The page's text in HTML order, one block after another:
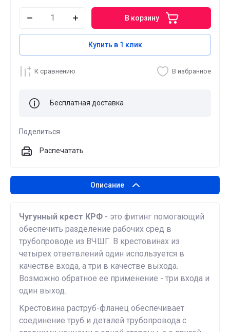
В корзину
Купить в 1 клик
К сравнению В избранное
Бесплатная доставка
Поделиться
Распечатать
Описание
Чугунный крест КРФ - это фитинг помогающий
обеспечить разделение рабочих сред в
трубопроводе из ВЧШГ. В крестовинах из
четырех ответвлений один используется в
качестве входа, а три в качестве выхода.
Возможно обратное ее применение - три входа и
один выход.
Крестовина раструб-фланец обеспечивает
соединение труб и деталей трубопровода с